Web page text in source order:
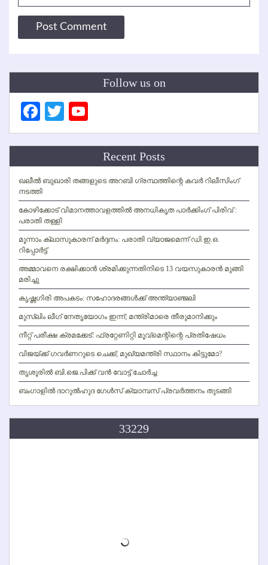
Follow us on
Facebook
Twitter
Channel
Recent Posts
ഖലീല്‍ ബുഖാരി തങ്ങളുടെ അറബി ഗ്രന്ഥത്തിന്റെ കവര്‍ റിലീസിംഗ്
നടത്തി
കോഴിക്കോട് വിമാനത്താവളത്തില്‍ അനധികൃത പാര്‍ക്കിംഗ് പിരിവ് :
പരാതി തള്ളി
മൂന്നാം ക്ലാസുകാരന് മര്‍ദ്ദനം: പരാതി വ്യാജമെന്ന് ഡി.ഇ.ഒ.
റിപ്പോര്‍ട്ട്
അമ്മാവനെ രക്ഷിക്കാന്‍ ശ്രമിക്കുന്നതിനിടെ 13 വയസുകാരന്‍ മുങ്ങി
മരിച്ചു
കൃഷ്ണഗിരി അപകടം: സഹോദരങ്ങള്‍ക്ക് അന്ത്യാഞ്ജലി
മുസ്ലിം ലീഗ് നേതൃയോഗം ഇന്ന്; മന്ത്രിമാരെ തീരുമാനിക്കും
നീറ്റ് പരീക്ഷ ക്രമക്കേട്: ഫ്രറ്റേണിറ്റി മൂവ്‌മെന്റിന്റെ പ്രതിഷേധം
വിജയ്ക്ക് ഗവര്‍ണറുടെ ചെക്ക്; മുഖ്യമന്ത്രി സ്ഥാനം കിട്ടുമോ?
തൃശൂരില്‍ ബി.ജെ.പിക്ക് വന്‍ വോട്ട് ചോര്‍ച്ച
ബംഗാളില്‍ ദാറുല്‍ഹുദ ഗേള്‍സ് ക്യാമ്പസ് പ്രവര്‍ത്തനം തുടങ്ങി
33229